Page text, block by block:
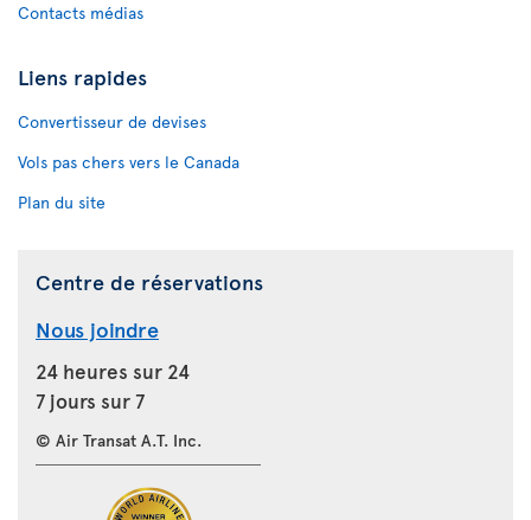
Contacts médias
Liens rapides
Convertisseur de devises
Vols pas chers vers le Canada
Plan du site
Centre de réservations
Nous joindre
24 heures sur 24
7 jours sur 7
© Air Transat A.T. Inc.